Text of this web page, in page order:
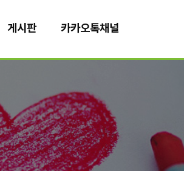
게시판 카카오톡채널